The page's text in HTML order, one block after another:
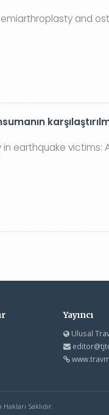
and
earthquake victims:
Yayıncı
Ulusal
Saklıdır.